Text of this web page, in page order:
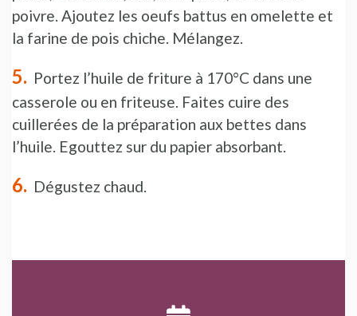
poivre. Ajoutez les oeufs battus en omelette et
la farine de pois chiche. Mélangez.
Portez l’huile de friture à 170°C dans une
casserole ou en friteuse. Faites cuire des
cuillerées de la préparation aux bettes dans
l’huile. Egouttez sur du papier absorbant.
Dégustez chaud.